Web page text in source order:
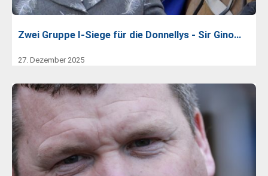
Zwei Gruppe I-Siege für die Donnellys - Sir Gino…
27. Dezember 2025